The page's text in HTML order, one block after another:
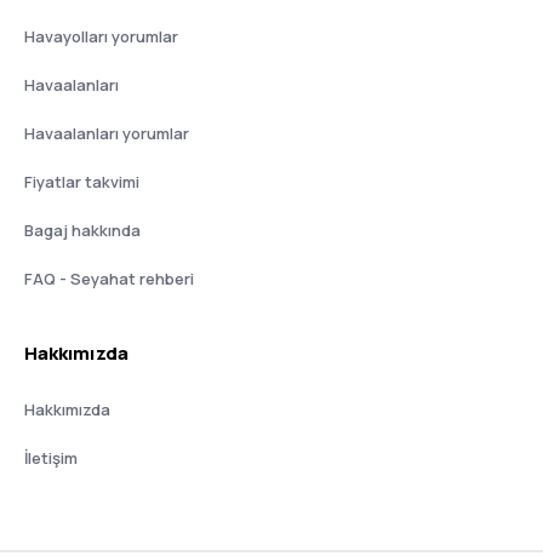
Havayolları yorumlar
Havaalanları
Havaalanları yorumlar
Fiyatlar takvimi
Bagaj hakkında
FAQ - Seyahat rehberi
Hakkımızda
Hakkımızda
İletişim